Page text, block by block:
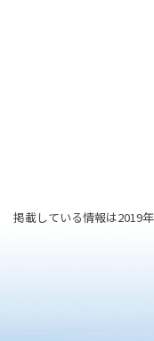
掲載している情報は2019